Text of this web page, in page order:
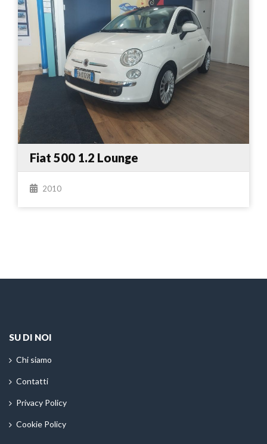
Fiat 500 1.2 Lounge
2010
SU DI NOI
Chi siamo
Contatti
Privacy Policy
Cookie Policy